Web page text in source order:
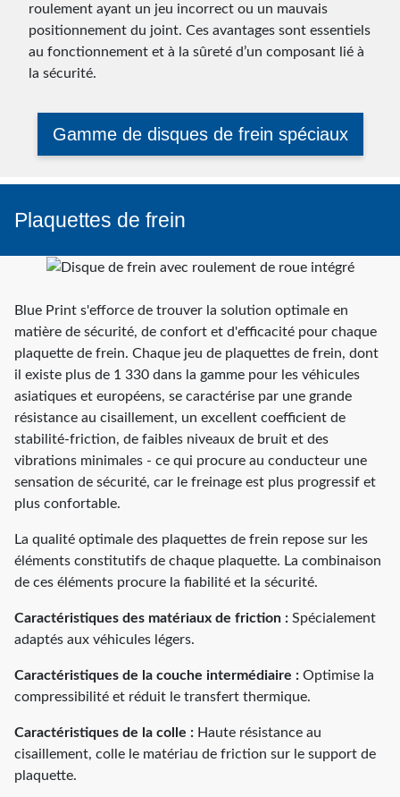
roulement ayant un jeu incorrect ou un mauvais
positionnement du joint. Ces avantages sont essentiels
au fonctionnement et à la sûreté d’un composant lié à
la sécurité.
Gamme de disques de frein spéciaux
Plaquettes de frein
Blue Print s'efforce de trouver la solution optimale en
matière de sécurité, de confort et d'efficacité pour chaque
plaquette de frein. Chaque jeu de plaquettes de frein, dont
il existe plus de 1 330 dans la gamme pour les véhicules
asiatiques et européens, se caractérise par une grande
résistance au cisaillement, un excellent coefficient de
stabilité-friction, de faibles niveaux de bruit et des
vibrations minimales - ce qui procure au conducteur une
sensation de sécurité, car le freinage est plus progressif et
plus confortable.
La qualité optimale des plaquettes de frein repose sur les
éléments constitutifs de chaque plaquette. La combinaison
de ces éléments procure la fiabilité et la sécurité.
Caractéristiques des matériaux de friction : Spécialement
adaptés aux véhicules légers.
Caractéristiques de la couche intermédiaire : Optimise la
compressibilité et réduit le transfert thermique.
Caractéristiques de la colle : Haute résistance au
cisaillement, colle le matériau de friction sur le support de
plaquette.